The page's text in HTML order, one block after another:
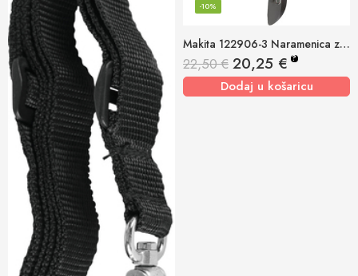
Makita 122906-3 Naramenica za komu EBH/ EM/ BC/ BBC
-10%
22,50€ 20,25 € ?
Dodaj u košaricu